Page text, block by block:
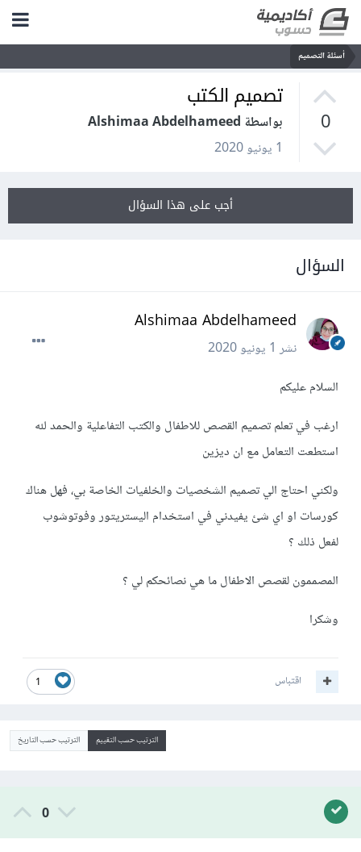
أسئلة التصميم
0
تصميم الكتب
بواسطة Alshimaa Abdelhameed
1 يونيو 2020
أجب على هذا السؤال
السؤال
Alshimaa Abdelhameed
نشر1 يونيو 2020
السلام عليكم
ارغب في تعلم تصميم القصص للاطفال والكتب التفاعلية والحمد لله
استطعت التعامل مع ان ديزين
ولكني احتاج الي تصميم الشخصيات والخلفيات الخاصة بي، فهل هناك
كورسات او اي شئ يفيدني في استخدام اليستريتور وفوتوشوب
لفعل ذلك ؟
المصممون لقصص الاطفال ما هي نصائحكم لي ؟
وشكرا
1 اقتباس
الترتيب حسب التقييم الترتيب حسب التاريخ
0